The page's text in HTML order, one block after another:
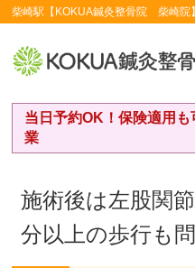
柴崎駅【KOKUA鍼灸整骨院 柴崎院
当日予約OK！保険適用
業
施術後は左股関
分以上の歩行も